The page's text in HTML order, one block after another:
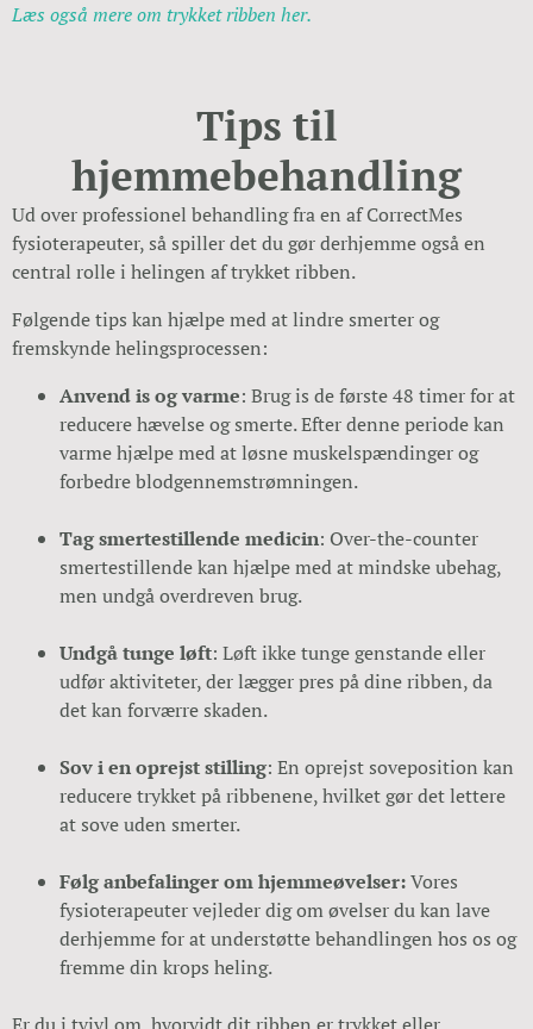
Læs også mere om trykket ribben her.
Tips til
hjemmebehandling
Ud over professionel behandling fra en af CorrectMes
fysioterapeuter, så spiller det du gør derhjemme også en
central rolle i helingen af trykket ribben.
Følgende tips kan hjælpe med at lindre smerter og
fremskynde helingsprocessen:
Anvend is og varme: Brug is de første 48 timer for at
reducere hævelse og smerte. Efter denne periode kan
varme hjælpe med at løsne muskelspændinger og
forbedre blodgennemstrømningen.
Tag smertestillende medicin: Over-the-counter
smertestillende kan hjælpe med at mindske ubehag,
men undgå overdreven brug.
Undgå tunge løft: Løft ikke tunge genstande eller
udfør aktiviteter, der lægger pres på dine ribben, da
det kan forværre skaden.
Sov i en oprejst stilling: En oprejst soveposition kan
reducere trykket på ribbenene, hvilket gør det lettere
at sove uden smerter.
Følg anbefalinger om hjemmeøvelser:Vores
fysioterapeuter vejleder dig om øvelser du kan lave
derhjemme for at understøtte behandlingen hos os og
fremme din krops heling.